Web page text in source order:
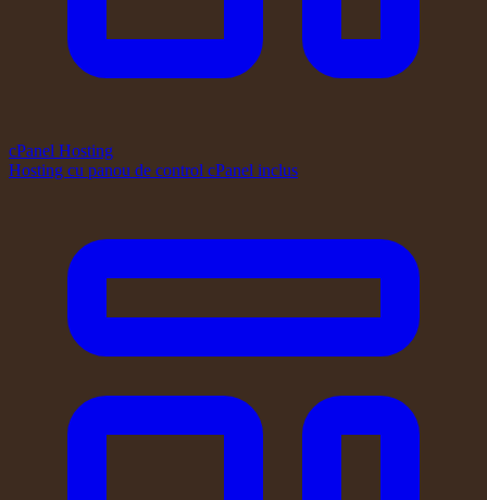
cPanel Hosting
Hosting cu panou de control cPanel inclus